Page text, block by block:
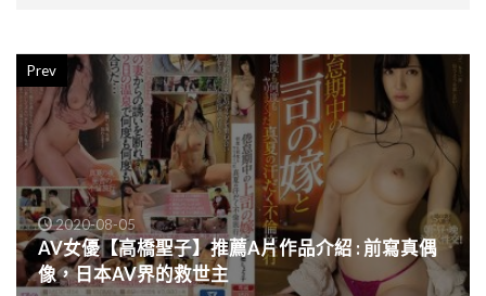
Prev
2020-08-05
AV女優【高橋聖子】推薦A片作品介紹 : 前寫真偶
像，日本AV界的救世主